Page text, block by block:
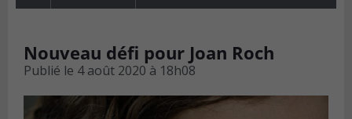
Nouveau défi pour Joan Roch
Publié le 4 août 2020 à 18h08